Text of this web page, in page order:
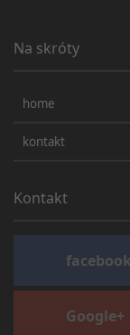
Na skróty
home
kontakt
Kontakt
facebook
Google+